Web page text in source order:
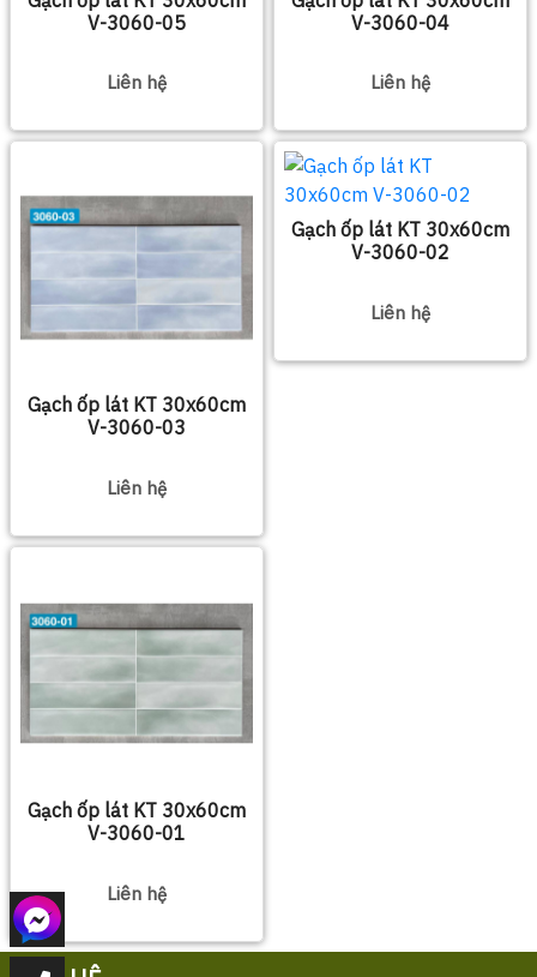
V-3060-05
Liên hệ
V-3060-04
Liên hệ
Gạch ốp lát KT 30x60cm
V-3060-03
Liên hệ
Gạch ốp lát KT 30x60cm
V-3060-02
Liên hệ
Gạch ốp lát KT 30x60cm
V-3060-01
Liên hệ